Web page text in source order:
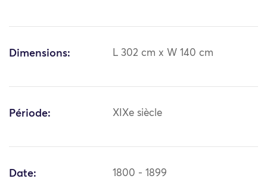
Dimensions: L 302 cm x W 140 cm
Période: XIXe siècle
Date: 1800 - 1899